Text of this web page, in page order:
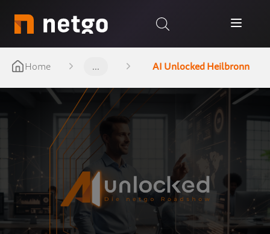
Home ... AI Unlocked Heilbronn